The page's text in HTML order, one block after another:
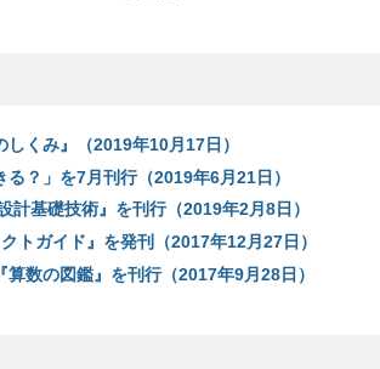
くみ』（2019年10月17日）
？」を7月刊行（2019年6月21日）
基礎技術』を刊行（2019年2月8日）
トガイド』を発刊（2017年12月27日）
数の図鑑』を刊行（2017年9月28日）